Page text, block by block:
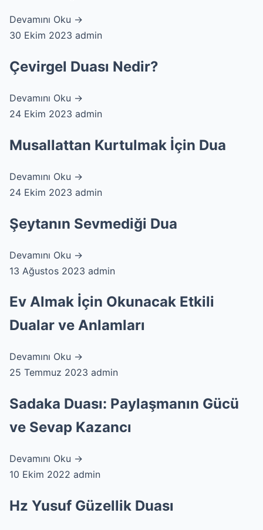
Devamını Oku →
30 Ekim 2023 admin
Çevirgel Duası Nedir?
Devamını Oku →
24 Ekim 2023 admin
Musallattan Kurtulmak İçin Dua
Devamını Oku →
24 Ekim 2023 admin
Şeytanın Sevmediği Dua
Devamını Oku →
13 Ağustos 2023 admin
Ev Almak İçin Okunacak Etkili
Dualar ve Anlamları
Devamını Oku →
25 Temmuz 2023 admin
Sadaka Duası: Paylaşmanın Gücü
ve Sevap Kazancı
Devamını Oku →
10 Ekim 2022 admin
Hz Yusuf Güzellik Duası